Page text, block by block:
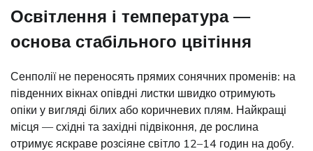
Освітлення і температура —
основа стабільного цвітіння
Сенполії не переносять прямих сонячних променів: на
південних вікнах опівдні листки швидко отримують
опіки у вигляді білих або коричневих плям. Найкращі
місця — східні та західні підвіконня, де рослина
отримує яскраве розсіяне світло 12–14 годин на добу.